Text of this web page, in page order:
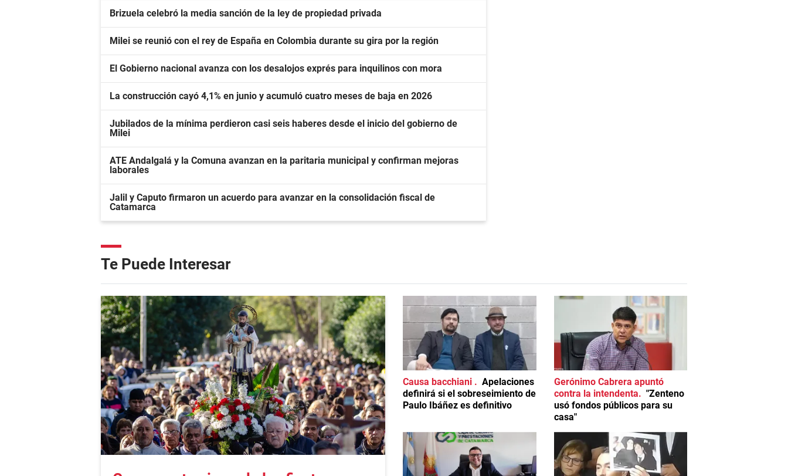
Brizuela celebró la media sanción de la ley de propiedad privada
Milei se reunió con el rey de España en Colombia durante su gira por la región
El Gobierno nacional avanza con los desalojos exprés para inquilinos con mora
La construcción cayó 4,1% en junio y acumuló cuatro meses de baja en 2026
Jubilados de la mínima perdieron casi seis haberes desde el inicio del gobierno de
Milei
ATE Andalgalá y la Comuna avanzan en la paritaria municipal y confirman mejoras
laborales
Jalil y Caputo firmaron un acuerdo para avanzar en la consolidación fiscal de
Catamarca
Te Puede Interesar
Causa bacchiani
Apelaciones
definirá si el sobreseimiento de
Paulo Ibáñez es definitivo
Gerónimo Cabrera apuntó
contra la intendenta
"Zenteno
usó fondos públicos para su
casa"